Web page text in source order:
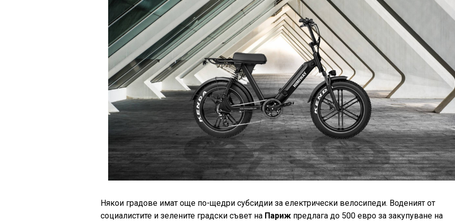
Някои градове имат още по-щедри субсидии за електрически велосипеди. Воденият от
социалистите и зелените градски съвет на Париж предлага до 500 евро за закупуване на